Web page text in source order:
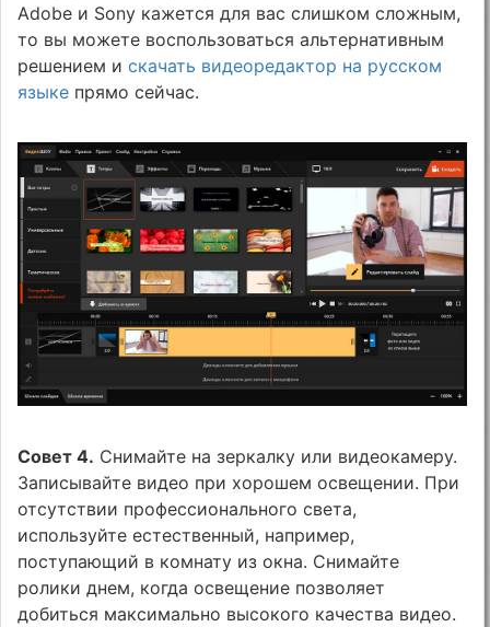
Adobe и Sony кажется для вас слишком сложным,
то вы можете воспользоваться альтернативным
решением искачать видеоредактор на русском
языке прямо сейчас.
Совет 4. Снимайте на зеркалку или видеокамеру.
Записывайте видео при хорошем освещении. При
отсутствии профессионального света,
используйте естественный, например,
поступающий в комнату из окна. Снимайте
ролики днем, когда освещение позволяет
добиться максимально высокого качества видео.